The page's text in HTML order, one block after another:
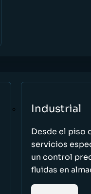
Industrial
Desde el piso
servicios
un control
fluidas en